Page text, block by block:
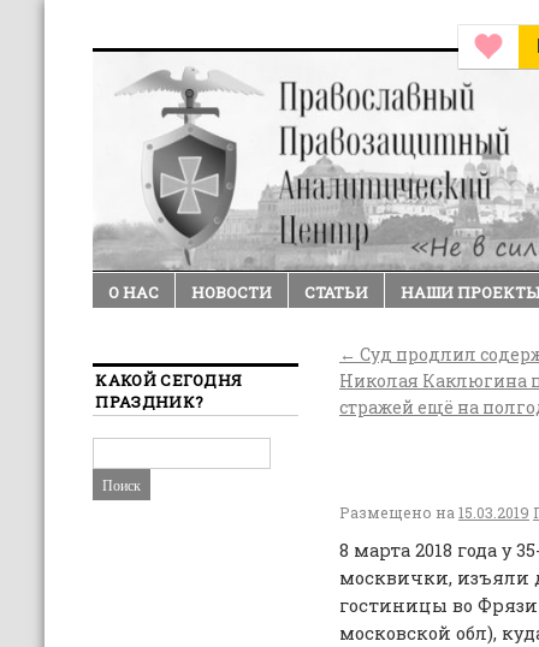
О НАС НОВОСТИ СТАТЬИ НАШИ
← Суд продлил
Николая Каклюгина
стражей ещё на
Размещено на 15.03.2019
8 марта 2018 года у
москвички, изъяли
гостиницы во
московской обл),
КАКОЙ СЕГОДНЯ
ПРАЗДНИК?